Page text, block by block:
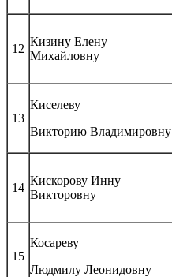
12
Кизину Елену
Михайловну
13
Киселеву
Викторию Владимировну
14
Кискорову Инну
Викторовну
15
Косареву
Людмилу Леонидовну